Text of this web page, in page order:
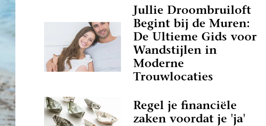
Jullie Droombruiloft
Begint bij de Muren:
De Ultieme Gids voor
Wandstijlen in
Moderne
Trouwlocaties
Regel je financiële
zaken voordat je 'ja'